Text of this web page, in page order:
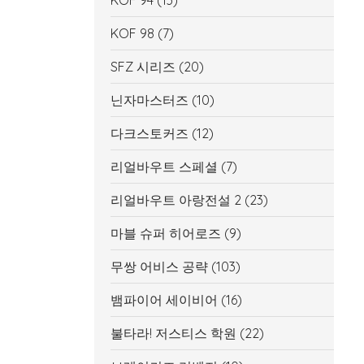
KOF 98 (7)
SFZ 시리즈 (20)
닌자마스터즈 (10)
다크스토커즈 (12)
리얼바우트 스페셜 (7)
리얼바우트 아랑전설 2 (23)
마블 슈퍼 히어로즈 (9)
무쌍 어비스 공략 (103)
뱀파이어 세이비어 (16)
불타라! 저스티스 학원 (22)